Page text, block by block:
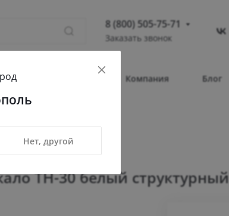
8 (800) 505-75-71
Севастополь
Заказать звонок
Детская Компания Блог
ТН-30 белый структурный
Нет, другой